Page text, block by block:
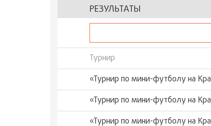
РЕЗУЛЬТАТЫ
Турнир
«Турнир по мини-футболу на
«Турнир по мини-футболу на
«Турнир по мини-футболу на